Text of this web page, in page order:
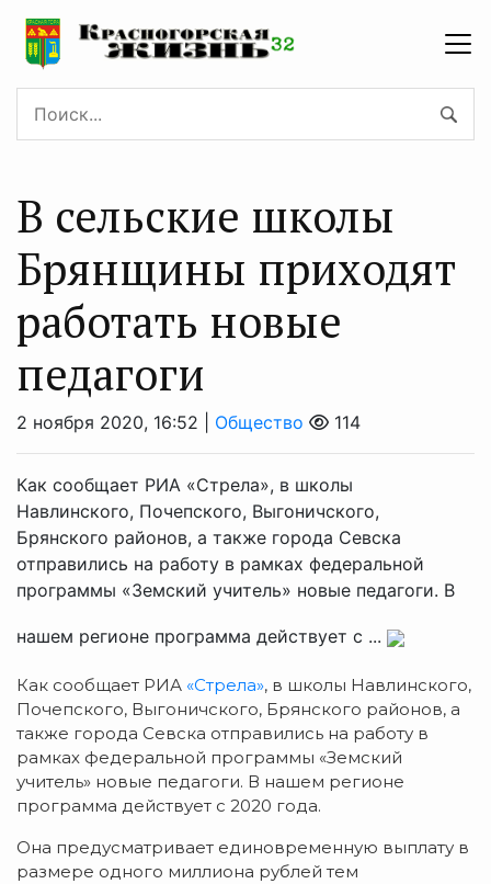
В сельские школы
Брянщины приходят
работать новые
педагоги
2 ноября 2020, 16:52 | Общество 114
Как сообщает РИА «Стрела», в школы
Навлинского, Почепского, Выгоничского,
Брянского районов, а также города Севска
отправились на работу в рамках федеральной
программы «Земский учитель» новые педагоги. В
нашем регионе программа действует с ...
Как сообщает РИА «Стрела», в школы Навлинского,
Почепского, Выгоничского, Брянского районов, а
также города Севска отправились на работу в
рамках федеральной программы «Земский
учитель» новые педагоги. В нашем регионе
программа действует с 2020 года.
Она предусматривает единовременную выплату в
размере одного миллиона рублей тем